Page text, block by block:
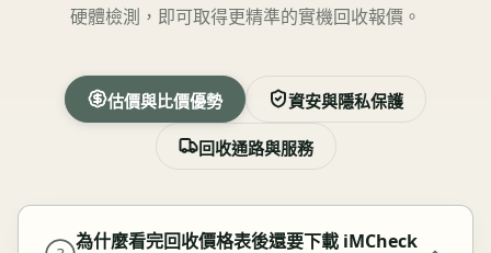
硬體檢測，即可取得更精準的實機回收報價。
估價與比價優勢 資安與隱私保護
回收通路與服務
為什麼看完回收價格表後還要下載 iMCheck